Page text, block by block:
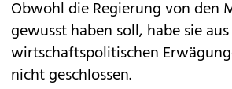
Obwohl die Regierung von den
gewusst haben soll, habe sie aus
wirtschaftspolitischen
nicht geschlossen.